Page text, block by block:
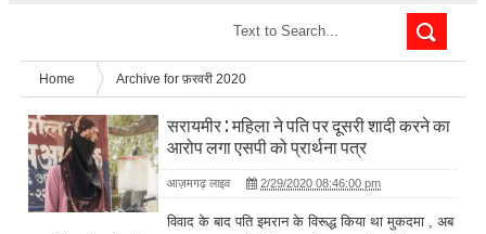
Home Archive for फ़रवरी 2020
सरायमीर : महिला ने पति पर दूसरी शादी करने का
आरोप लगा एसपी को प्रार्थना पत्र
आज़मगढ़ लाइव 2/29/2020 08:46:00 pm
विवाद के बाद पति इमरान के विरूद्ध किया था मुकदमा , अब